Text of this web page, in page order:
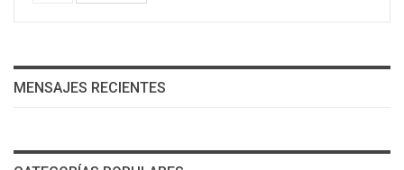
MENSAJES RECIENTES